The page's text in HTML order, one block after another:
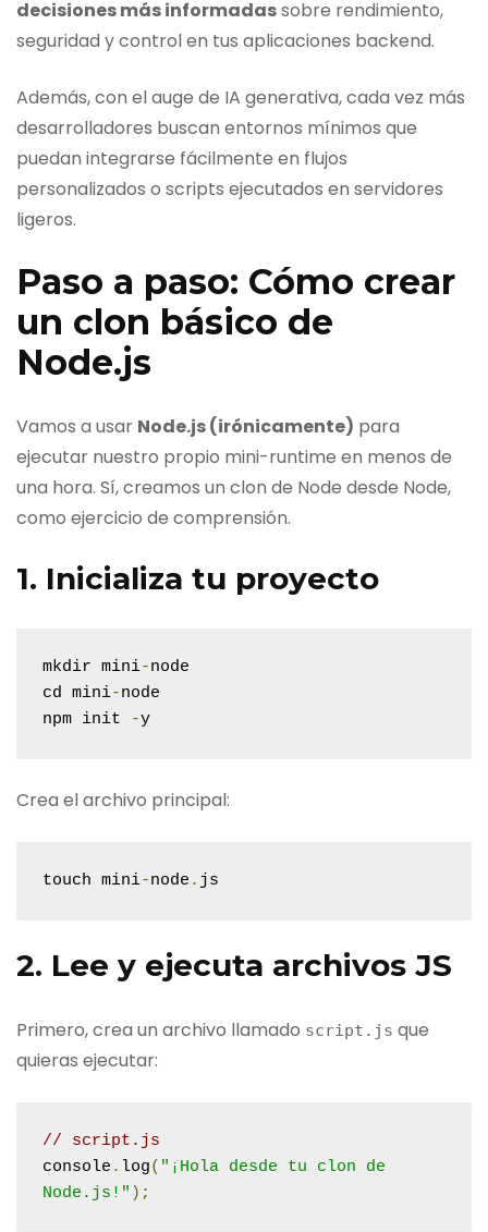
decisiones más informadassobre rendimiento,
seguridad y control en tus aplicaciones backend.
Además, con el auge de IA generativa, cada vez más
desarrolladores buscan entornos mínimos que
puedan integrarse fácilmente en flujos
personalizados o scripts ejecutados en servidores
ligeros.
Paso a paso: Cómo crear
un clon básico de
Node.js
Vamos a usar Node.js (irónicamente) para
ejecutar nuestro propio mini-runtime en menos de
una hora. Sí, creamos un clon de Node desde Node,
como ejercicio de comprensión.
1. Inicializa tu proyecto
mkdir mini-node
cd mini-node
npm init
-y
Crea el archivo principal:
touch mini-node . js
2. Lee y ejecuta archivos JS
Primero, crea un archivo llamado script . js que
quieras ejecutar:
// script.js
console . log( "¡Hola desde tu clon de
Node.js!" );